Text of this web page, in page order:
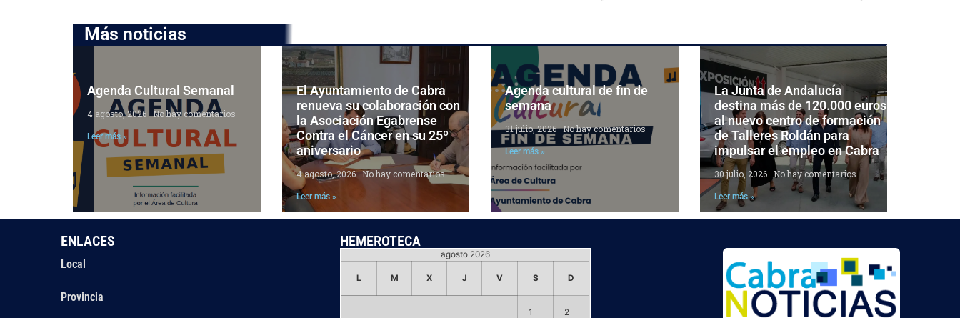
Más noticias
Agenda Cultural Semanal
4 agosto, 2026 No hay comentarios
Leer más »
El Ayuntamiento de Cabra
renueva su colaboración con
la Asociación Egabrense
Contra el Cáncer en su 25º
aniversario
4 agosto, 2026 No hay comentarios
Leer más »
Agenda cultural de fin de
semana
31 julio, 2026No hay comentarios
Leer más »
La Junta de Andalucía
destina más de 120.000 euros
al nuevo centro de formación
de Talleres Roldán para
impulsar el empleo en Cabra
30 julio, 2026 No hay comentarios
Leer más »
ENLACES
Local
Provincia
HEMEROTECA
agosto 2026
L M X J V S D
1 2